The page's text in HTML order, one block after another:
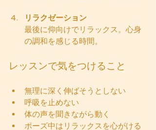
リラクゼーション
最後に仰向けでリラックス。心身
の調和を感じる時間。
レッスンで気をつけること
無理に深く伸ばそうとしない
呼吸を止めない
体の声を聞きながら動く
ポーズ中はリラックスを心がける